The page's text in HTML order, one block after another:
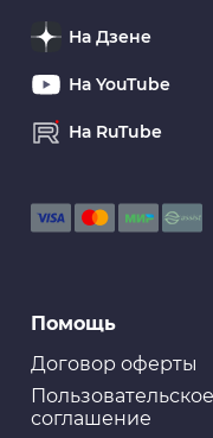
Помощь
Договор оферты
Пользовательское
соглашение
На Дзене
На YouTube
На RuTube